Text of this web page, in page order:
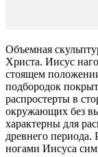
Объемная
Христа. Иисус
стоящем
подбородок
распростерты в
окружающих без
характерны для
древнего
ногами Иисуса